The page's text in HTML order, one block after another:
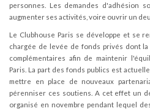
personnes. Les demandes d'adhésion
augmenter ses activités, voire ouvrir un
Le Clubhouse Paris se développe et se
chargée de levée de fonds privés dont
complémentaires afin de maintenir
Paris. La part des fonds publics est
mettre en place de nouveaux
pérenniser ces soutiens. A cet effet un
organisé en novembre pendant lequel